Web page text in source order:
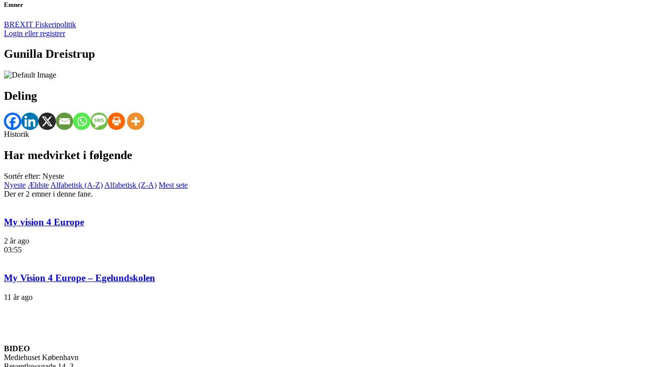
Emner
BREXIT Fiskeripolitik
Login eller registrer
Gunilla Dreistrup
Deling
Historik
Har medvirket i følgende
Sortér efter: Nyeste
Nyeste Ældste Alfabetisk (A-Z) Alfabetisk (Z-A) Mest sete
Der er 2 emner i denne fane.
My vision 4 Europe
2 år ago
03:55
My Vision 4 Europe – Egelundskolen
11 år ago
BIDEO
Mediehuset København